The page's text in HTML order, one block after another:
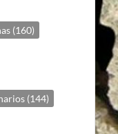
(160)
(144)